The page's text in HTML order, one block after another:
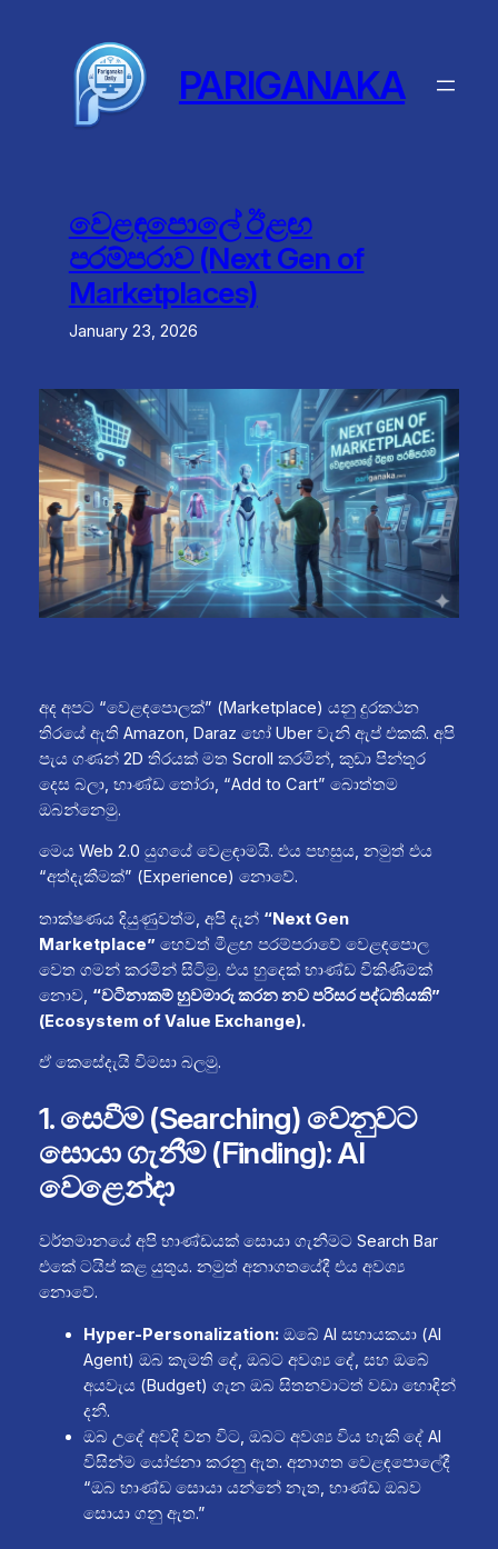
PARIGANAKA
වෙළඳපොලේ ඊළඟ
පරම්පරාව (Next Gen of
Marketplaces)
January 23, 2026
අද අපට “වෙළඳපොලක්” (Marketplace) යනු දුරකථන
තිරයේ ඇති Amazon, Daraz හෝ Uber වැනි ඇප් එකකි. අපි
පැය ගණන් 2D තිරයක් මත Scroll කරමින්, කුඩා පින්තූර
දෙස බලා, භාණ්ඩ තෝරා, “Add to Cart” බොත්තම
ඔබන්නෙමු.
මෙය Web 2.0 යුගයේ වෙළඳාමයි. එය පහසුය, නමුත් එය
“අත්දැකීමක්” (Experience) නොවේ.
තාක්ෂණය දියුණුවත්ම, අපි දැන් “Next Gen
Marketplace” හෙවත් මීළඟ පරම්පරාවේ වෙළඳපොල
වෙත ගමන් කරමින් සිටිමු. එය හුදෙක් භාණ්ඩ විකිණීමක්
නොව, “වටිනාකම් හුවමාරු කරන නව පරිසර පද්ධතියකි”
(Ecosystem of Value Exchange).
ඒ කෙසේදැයි විමසා බලමු.
1. සෙවීම (Searching) වෙනුවට
සොයා ගැනීම (Finding): AI
වෙළෙන්දා
වර්තමානයේ අපි භාණ්ඩයක් සොයා ගැනීමට Search Bar
එකේ ටයිප් කළ යුතුය. නමුත් අනාගතයේදී එය අවශ්‍ය
නොවේ.
Hyper-Personalization:ඔබේ AI සහායකයා (AI
Agent) ඔබ කැමති දේ, ඔබට අවශ්‍ය දේ, සහ ඔබේ
අයවැය (Budget) ගැන ඔබ සිතනවාටත් වඩා හොඳින්
දනී.
ඔබ උදේ අවදි වන විට, ඔබට අවශ්‍ය විය හැකි දේ AI
විසින්ම යෝජනා කරනු ඇත. අනාගත වෙළඳපොලේදී
“ඔබ භාණ්ඩ සොයා යන්නේ නැත, භාණ්ඩ ඔබව
සොයා ගනු ඇත.”